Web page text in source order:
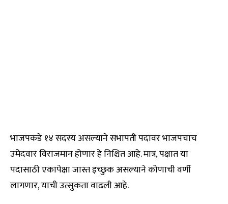
भाजपकडे १४ सदस्य असल्याने सभापती पदावर भाजपचाच
उमेदवार विराजमान होणार हे निश्चित आहे. मात्र, पक्षात या
पदासाठी एकापेक्षा जास्त इच्छुक असल्याने कोणाची वर्णी
लागणार, याची उत्सुकता वाढली आहे.